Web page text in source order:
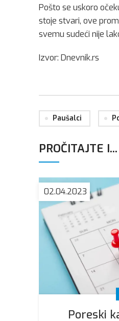
Pošto se uskoro
stoje stvari, ove
svemu sudeći nije
Izvor: Dnevnik.rs
Paušalci
PROČITAJTE I...
02.04.2023
Poreski